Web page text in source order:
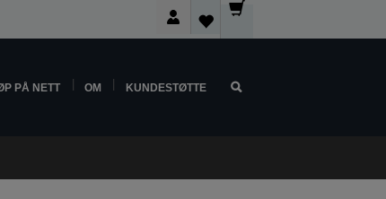
PÅ NETT OM KUNDESTØTTE